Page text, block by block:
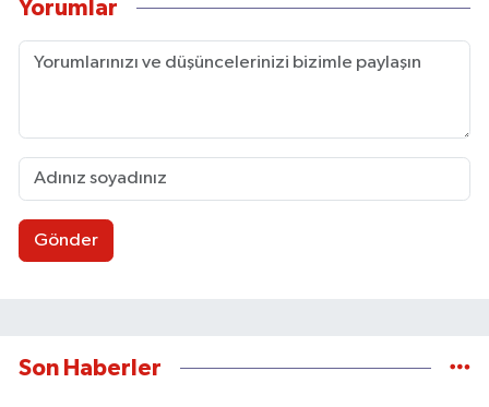
Yorumlar
Gönder
Son Haberler